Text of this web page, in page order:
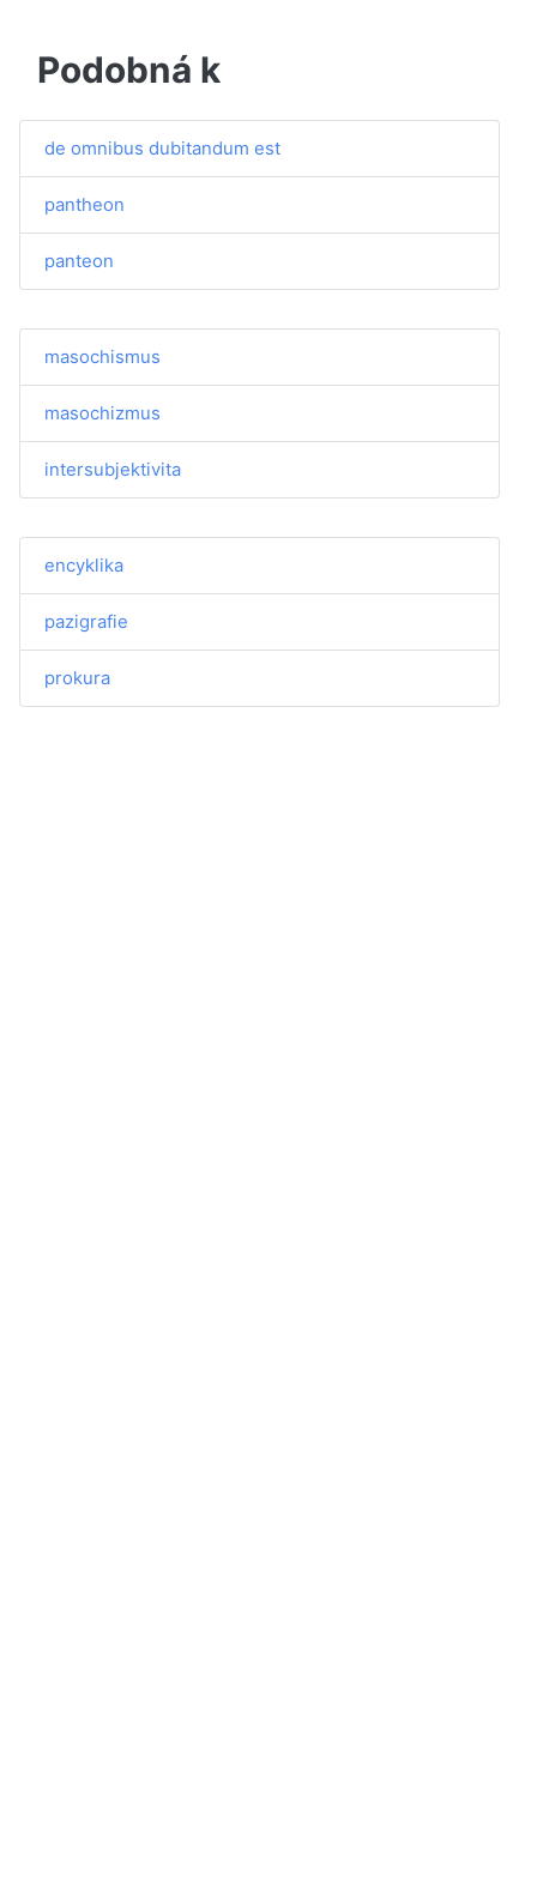
Podobná k
de omnibus dubitandum est
pantheon
panteon
masochismus
masochizmus
intersubjektivita
encyklika
pazigrafie
prokura